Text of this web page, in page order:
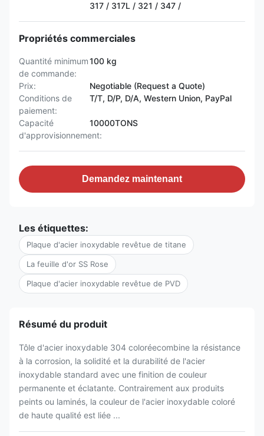
317 / 317L / 321 / 347 /
Propriétés commerciales
Quantité minimum
de commande:
100 kg
Prix:
Negotiable (Request a Quote)
Conditions de
paiement:
T/T, D/P, D/A, Western Union, PayPal
Capacité
d'approvisionnement:
10000TONS
Demandez maintenant
Les étiquettes:
Plaque d'acier inoxydable revêtue de titane
La feuille d'or SS Rose
Plaque d'acier inoxydable revêtue de PVD
Résumé du produit
Tôle d'acier inoxydable 304 coloréecombine la résistance
à la corrosion, la solidité et la durabilité de l'acier
inoxydable standard avec une finition de couleur
permanente et éclatante. Contrairement aux produits
peints ou laminés, la couleur de l'acier inoxydable coloré
de haute qualité est liée ...